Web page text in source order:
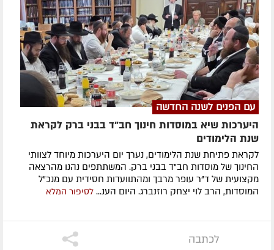
עם הפנים לשנה החדשה
היערכות שיא במוסדות חינוך חב"ד בבני ברק לקראת
שנת הלימודים
לקראת פתיחת שנת הלימודים, נערך יום היערכות מיוחד לצוותי
החינוך של מוסדות חב"ד בבני ברק. המשתתפים נהנו מהרצאה
מקצועית של ד"ר עופר מרבך ומהתוועדות חסידית עם מנכ"ל
המוסדות, הרב לוי יצחק רוזנברג. היום הענ... לסיפור המלא
לכתבה